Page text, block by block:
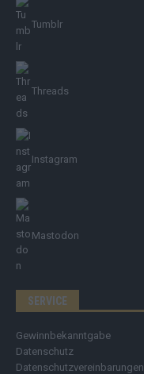
Tumblr
Threads
Instagram
Mastodon
SERVICE
Gewinnbekanntgabe
Datenschutz
Datenschutzvereinbarungen